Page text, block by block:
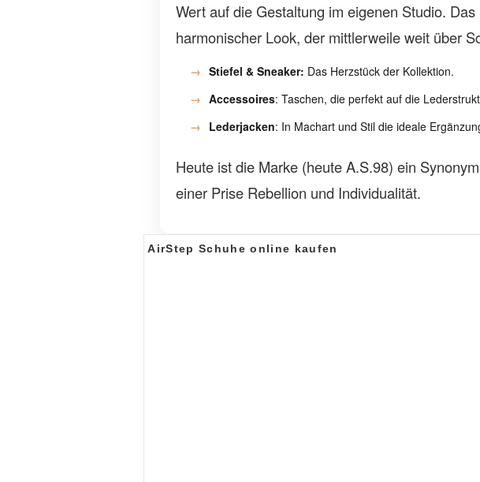
Wert auf die Gestaltung im eigenen Studio.
harmonischer Look, der mittlerweile weit über
Stiefel & Sneaker: Das Herzstück der Kollektion.
Accessoires: Taschen, die perfekt auf die
Lederjacken: In Machart und Stil die ideale
Heute ist die Marke (heute A.S.98) ein
einer Prise Rebellion und Individualität.
AirStep Schuhe online kaufen